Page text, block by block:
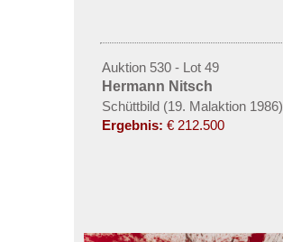
Auktion 530 - Lot 49
Hermann Nitsch
Schüttbild (19. Malaktion 1986)
Ergebnis: € 212.500